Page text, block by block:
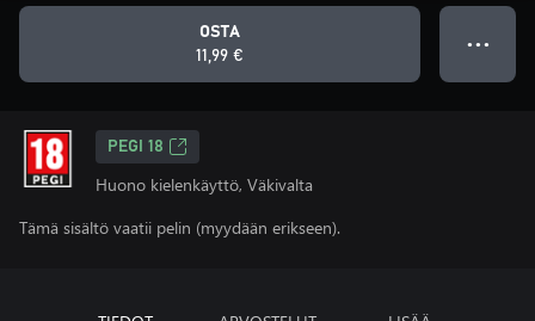
OSTA
11,99 €
● ● ●
PEGI 18
Huono kielenkäyttö, Väkivalta
Tämä sisältö vaatii pelin (myydään erikseen).